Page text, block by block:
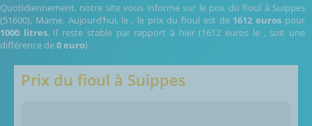
Quotidiennement, notre site vous informe sur le prix du fioul à Suippes
(51600), Marne. Aujourd’hui, le, le prix du fioul est de 1612 euros pour
1000 litres. Il reste stable par rapport à hier (1612 euros le , soit une
différence de0 euro).
Prix du fioul à Suippes